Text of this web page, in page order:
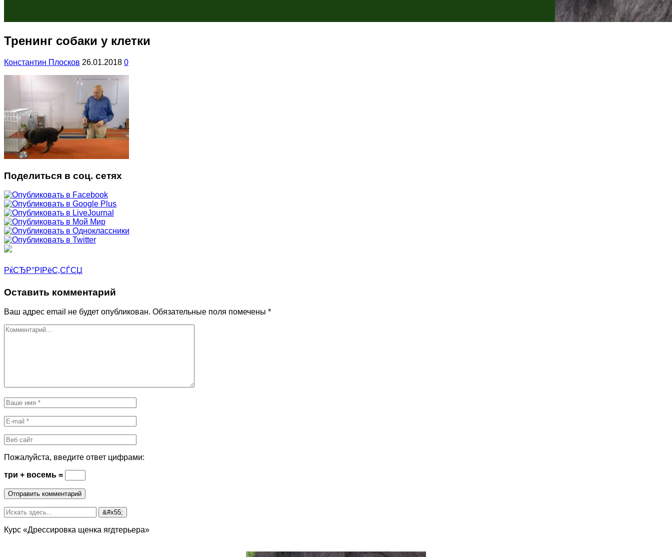
Тренинг собаки у клетки
Константин Плосков 26.01.2018 0
Поделиться в соц. сетях
РќСЂР°РІРёС‚СЃСЏ
Оставить комментарий
Ваш адрес email не будет опубликован. Обязательные поля помечены *
Пожалуйста, введите ответ цифрами:
три + восемь =
Курс «Дрессировка щенка ягдтерьера»